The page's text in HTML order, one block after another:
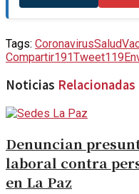
Tags: CoronavirusSalud
Compartir191Tweet119
Noticias Relacionadas
Denuncian
laboral contra
en La Paz